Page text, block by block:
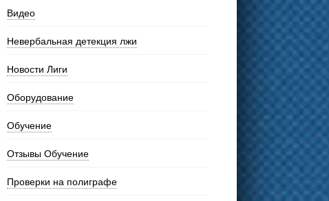
Видео
Невербальная детекция лжи
Новости Лиги
Оборудование
Обучение
Отзывы Обучение
Проверки на полиграфе